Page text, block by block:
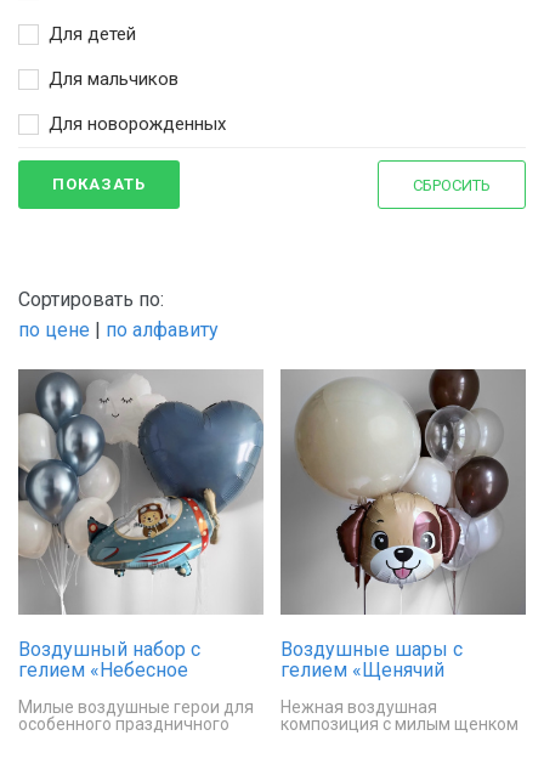
Серый
Синий
Сиреневый
Триколор
Чёрный
Для детей
Для мальчиков
Для новорожденных
ПОКАЗАТЬ СБРОСИТЬ
Сортировать по:
по цене | по алфавиту
Воздушный набор с
гелием «Небесное
Милые воздушные герои для
особенного праздничного
Воздушные шары с
гелием «Щенячий
Нежная воздушная
композиция с милым щенком